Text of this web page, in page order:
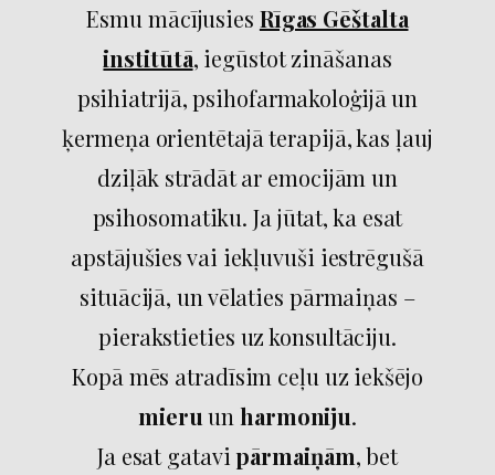
Esmu mācījusies Rīgas Gēštalta
institūtā, iegūstot zināšanas
psihiatrijā, psihofarmakoloģijā un
ķermeņa orientētajā terapijā, kas ļauj
dziļāk strādāt ar emocijām un
psihosomatiku. Ja jūtat, ka esat
apstājušies vai iekļuvuši iestrēgušā
situācijā, un vēlaties pārmaiņas –
pierakstieties uz konsultāciju.
Kopā mēs atradīsim ceļu uz iekšējo
mieruunharmoniju.
Ja esat gatavipārmaiņām, bet